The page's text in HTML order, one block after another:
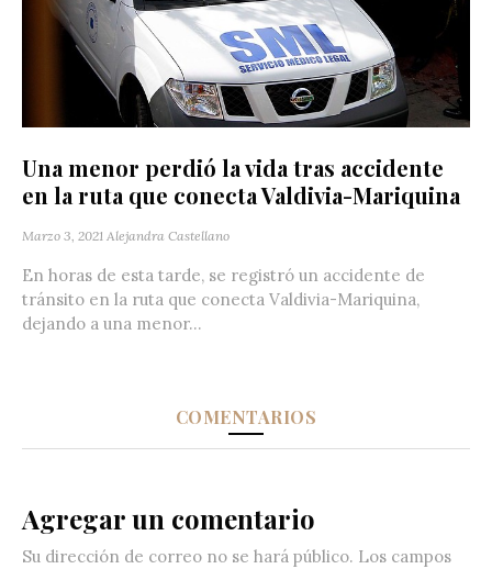
Una menor perdió la vida tras accidente
en la ruta que conecta Valdivia-Mariquina
Marzo 3, 2021 Alejandra Castellano
En horas de esta tarde, se registró un accidente de
tránsito en la ruta que conecta Valdivia-Mariquina,
dejando a una menor...
COMENTARIOS
Agregar un comentario
Su dirección de correo no se hará público. Los campos